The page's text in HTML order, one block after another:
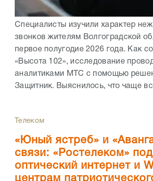
Специалисты изучили характер
звонков жителям Волгоградской
первое полугодие 2026 года. Как
«Высота 102», исследование
аналитиками МТС с помощью
Защитник. Выяснилось, что чаще
Телеком
«Юный ястреб» и
связи: «Ростелеком»
оптический интернет и
центрам